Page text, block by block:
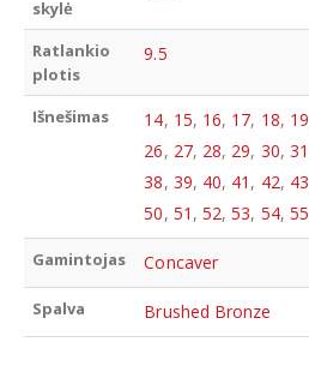
skylė
Ratlankio
plotis
9.5
Išnešimas 14, 15, 16, 17, 18, 19
26, 27, 28, 29, 30, 31
38, 39, 40, 41 , 42, 43
50, 51 , 52,53, 54, 55
Gamintojas Concaver
Spalva Brushed Bronze